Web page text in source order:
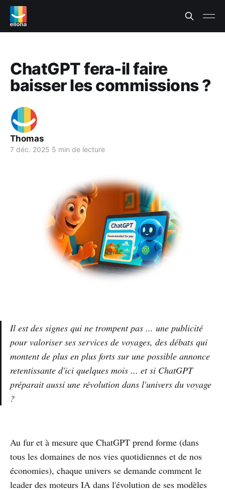
ChatGPT fera-il faire
baisser les commissions ?
Thomas
7 déc. 2025 5 min de lecture
Il est des signes qui ne trompent pas ... une publicité
pour valoriser ses services de voyages, des débats qui
montent de plus en plus forts sur une possible annonce
retentissante d'ici quelques mois ... et si ChatGPT
préparait aussi une révolution dans l'univers du voyage
?
Au fur et à mesure que ChatGPT prend forme (dans
tous les domaines de nos vies quotidiennes et de nos
économies), chaque univers se demande comment le
leader des moteurs IA dans l'évolution de ses modèles